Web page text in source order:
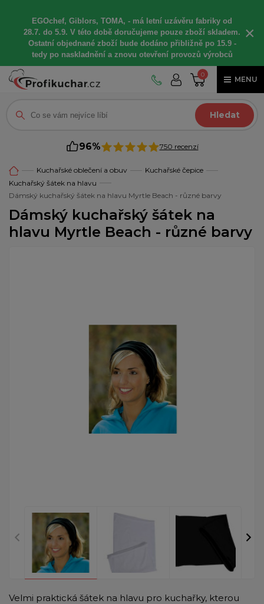
EGOchef, Giblors, TOMA, - má letní uzávěru fabriky od
28.7. do 5.9. V této době doručujeme pouze zboží skladem.
Ostatní objednané zboží bude dodáno přibližně po 15.9 -
tedy po naskladnění a znovu otevření provozů výrobců
×
0
MENU
Hledat
96% 750 recenzí
Kuchařské oblečení a obuv
Kuchařské čepice
Kuchařský šátek na hlavu
Dámský kuchařský šátek na hlavu Myrtle Beach - různé barvy
Dámský kuchařský šátek na
hlavu Myrtle Beach - různé barvy
Velmi praktická šátek na hlavu pro kuchařky, kterou